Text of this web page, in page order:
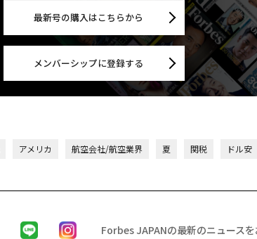
最新号の購入はこちらから
メンバーシップに登録する
アメリカ 航空会社/航空業界 夏 関税 ドル安
Forbes JAPANの最新のニュース